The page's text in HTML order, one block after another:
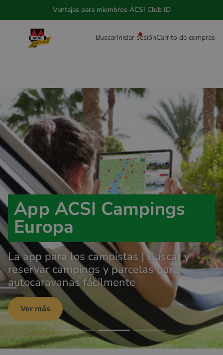
Ventajas para miembros ACSI Club ID
BuscarIniciar sesiónCarrito de compras
App ACSI Campings
Europa
La app para los campistas | Buscar y
reservar campings y parcelas para
autocaravanas fácilmente
Ver más